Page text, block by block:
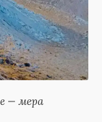
— мера